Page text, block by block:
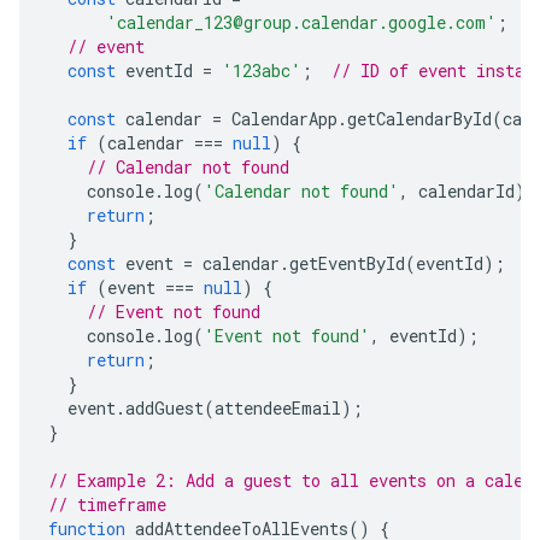
'calendar_123@group.calendar.google.com' ;
// event
const eventId = '123abc' ; // ID of event
const calendar = CalendarApp .getCalendarById(
if (calendar === null)
{
// Calendar not found
console. log( 'Calendar not found' , calendarId);
return ;
}
const event = calendar .getEventById(eventId);
if (event === null)
{
// Event not found
console. log( 'Event not found' , eventId);
return ;
}
event.addGuest(attendeeEmail);
}
// Example 2: Add a guest to all events on a
// timeframe
function addAttendeeToAllEvents() {